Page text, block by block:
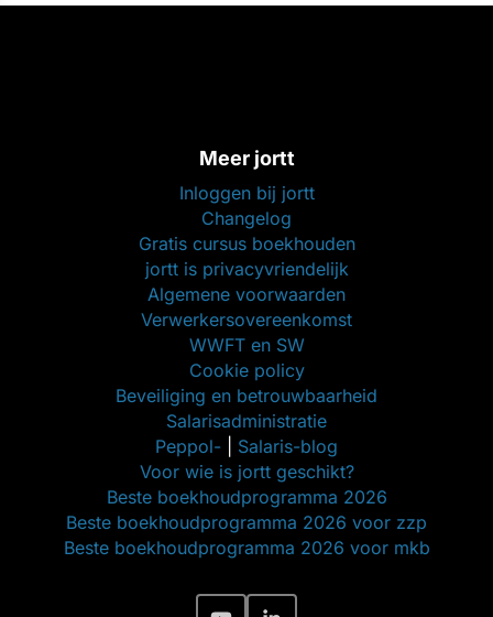
Meer jortt
Inloggen bij jortt
Changelog
Gratis cursus boekhouden
jortt is privacyvriendelijk
Algemene voorwaarden
Verwerkersovereenkomst
WWFT en SW
Cookie policy
Beveiliging en betrouwbaarheid
Salarisadministratie
Peppol-
Salaris-blog
Voor wie is jortt geschikt?
Beste boekhoudprogramma 2026
Beste boekhoudprogramma 2026 voor zzp
Beste boekhoudprogramma 2026 voor mkb